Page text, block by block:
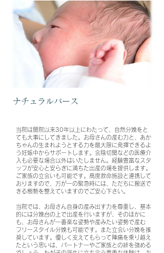
ナチュラルバース
当院は開院以来30年以上にわたって、自然分娩をと
ても大事にしてきました。 お母さんの産む力と、あか
ちゃんの生まれようとする力を最大限に発揮できるよ
う妊娠中からサポートします。会陰切開などの医療介
入も必要な場合以外はいたしません。経験豊富なスタ
ッフが安心と安らぎに満ちた出産の場を提供します。
ご家族の立会いも可能です。高度救命施設と連携して
おりますので、万が一の緊急時には、ただちに搬送で
きる態勢を整えていますのでご安心下さい。
当院では、お母さん自身の産み出す力を尊重し、基本
的には分娩台の上で出産を行いますが、そのほかに
も、お母さんが一番楽な姿勢や産みたい姿勢で産む
フリースタイル分娩も可能です。また立会い分娩を推
奨しています。優しく支えてもらって陣痛を乗り越え
たという思いは、パートナーやご家族との絆を強める